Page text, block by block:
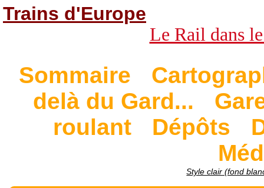
Trains d'Europe
Le Rail dans
Sommaire
delà du Gard...
roulant
Dépôts
Style clair (fond